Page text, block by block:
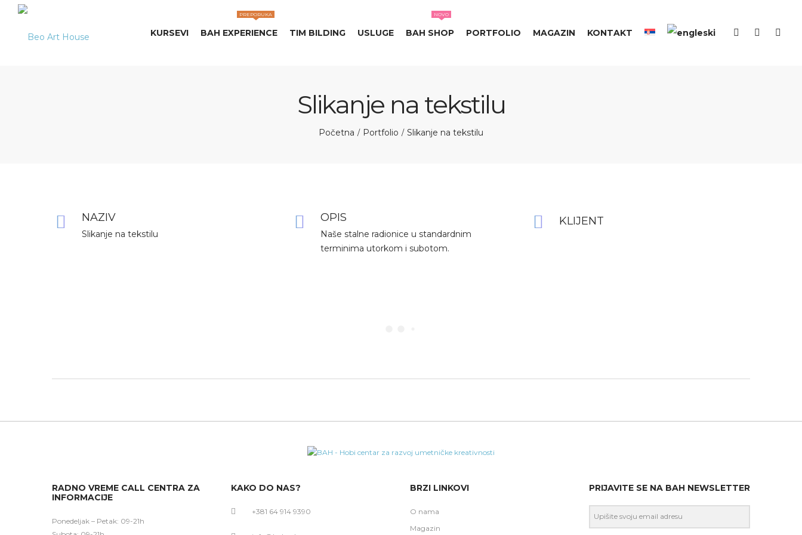
KURSEVI BAH EXPERIENCE
PREPORUKA
TIM BILDING USLUGE BAH SHOP
NOVO
PORTFOLIO MAGAZIN KONTAKT
Slikanje na tekstilu
Početna / Portfolio / Slikanje na tekstilu
NAZIV
Slikanje na tekstilu
OPIS
Naše stalne radionice u standardnim
terminima utorkom i subotom.
KLIJENT
RADNO VREME CALL CENTRA ZA
INFORMACIJE
Ponedeljak – Petak: 09-21h
KAKO DO NAS?
+381 64 914 9390
BRZI LINKOVI
O nama
Magazin
PRIJAVITE SE NA BAH NEWSLETTER